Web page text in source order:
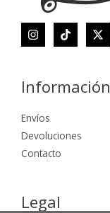
Información
Envíos
Devoluciones
Contacto
Legal